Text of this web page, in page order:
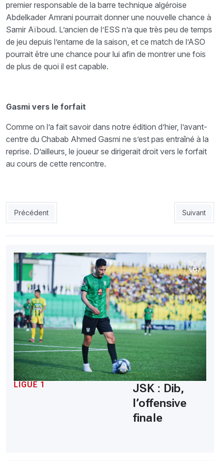
premier responsable de la barre technique algéroise
Abdelkader Amrani pourrait donner une nouvelle chance à
Samir Aïboud. L’ancien de l’ESS n’a que très peu de temps
de jeu depuis l’entame de la saison, et ce match de l’ASO
pourrait être une chance pour lui afin de montrer une fois
de plus de quoi il est capable.
Gasmi vers le forfait
Comme on l’a fait savoir dans notre édition d’hier, l’avant-
centre du Chabab Ahmed Gasmi ne s’est pas entraîné à la
reprise. D’ailleurs, le joueur se dirigerait droit vers le forfait
au cours de cette rencontre.
Article précédent : USMA : Le PAC d’accord pour jouer le 23
Précédent Article
Suivant
LIGUE 1
JSK : Dib,
l’offensive
finale